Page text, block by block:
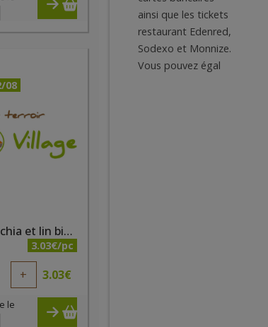
08
Sablés céréales chia et lin bio 200g Bisson
3.03€/pc
+ 3.03€
le
ainsi que les tickets
restaurant Edenred,
Sodexo et Monnize.
Vous pouvez égal